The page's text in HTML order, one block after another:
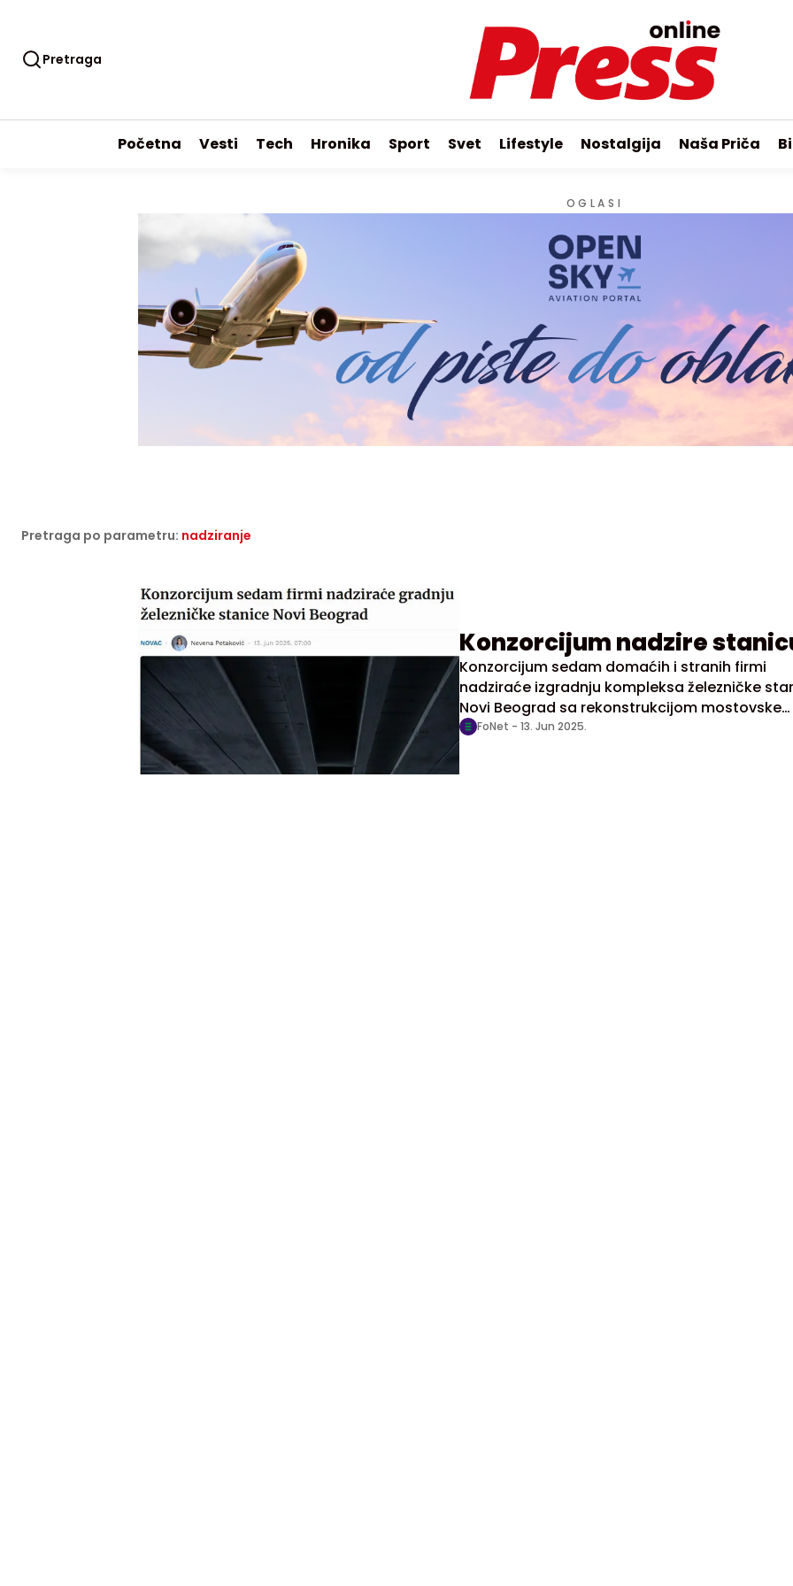
Pretraga
Početna Vesti Tech Hronika Sport Svet Lifestyle Nostalgija Naša Priča
OGLASI
Pretraga po parametru: nadziranje
Konzorcijum nadzire
Konzorcijum sedam domaćih i stranih firmi
nadziraće izgradnju kompleksa železničke
Novi Beograd sa rekonstrukcijom mostovske
konstrukcije, piše danas Forbs Srbija, navodeći
FoNet - 13. Jun 2025.